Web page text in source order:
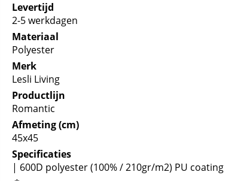
Levertijd
2-5 werkdagen
Materiaal
Polyester
Merk
Lesli Living
Productlijn
Romantic
Afmeting (cm)
45x45
Specificaties
| 600D polyester (100% / 210gr/m2) PU coating